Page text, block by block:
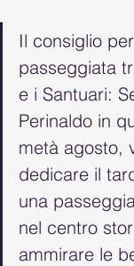
Il consiglio
passeggiata
e i Santuari:
Perinaldo in
metà agosto,
dedicare il
una
nel centro
ammirare le